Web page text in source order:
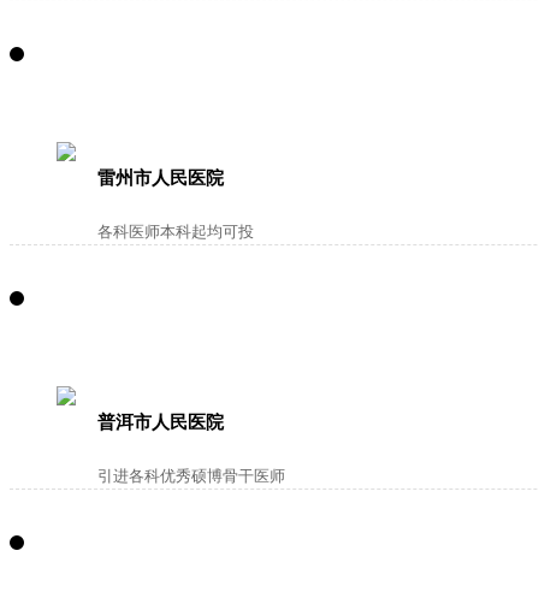
雷州市人民医院
各科医师本科起均可投
普洱市人民医院
引进各科优秀硕博骨干医师